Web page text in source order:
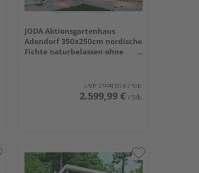
JODA Aktionsgartenhaus
Adendorf 350x250cm nordische
Fichte naturbelassen ohne
UVP 2.999,00 €/ Stk.
2.599,99 € / Stk.